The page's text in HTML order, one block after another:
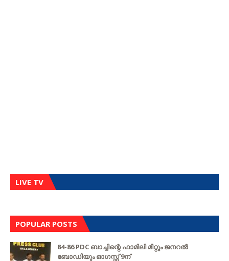
LIVE TV
POPULAR POSTS
84-86 PDC ബാച്ചിന്റെ ഫാമിലി മീറ്റും ജനറൽ
ബോഡിയും ഓഗസ്റ്റ് 9ന്